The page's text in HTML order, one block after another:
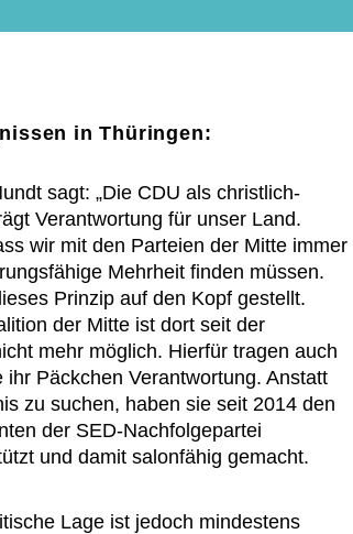
in Thüringen:
sagt: „Die CDU als christlich-
Verantwortung für unser Land.
wir mit den Parteien der Mitte immer
Mehrheit finden müssen.
Prinzip auf den Kopf gestellt.
der Mitte ist dort seit der
mehr möglich. Hierfür tragen auch
ihr Päckchen Verantwortung. Anstatt
zu suchen, haben sie seit 2014 den
der SED-Nachfolgepartei
und damit salonfähig gemacht.
Lage ist jedoch mindestens